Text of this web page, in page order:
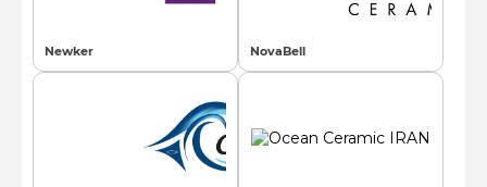
Newker NovaBell